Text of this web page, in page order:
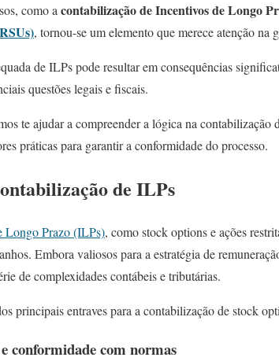
como acontabilização de Incentivos de Longo
, tornou-se um elemento que merece atenção na
de ILPs pode resultar em consequências
questões legais e fiscais.
te ajudar a compreender a lógica na contabilização
práticas para garantir a conformidade do processo.
de ILPs
Longo Prazo (ILPs), como stock options e ações
Embora valiosos para a estratégia de
de complexidades contábeis e tributárias.
principais entraves para a contabilização de stock
conformidade com normas